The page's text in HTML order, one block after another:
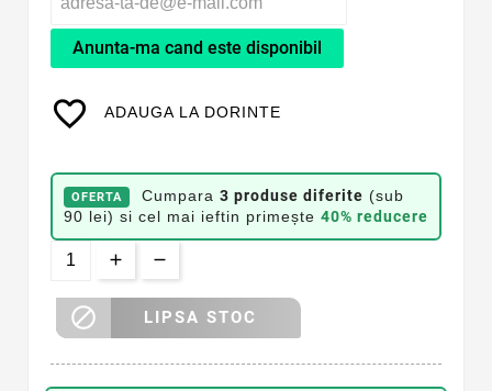
Anunta-ma cand este disponibil
favorite_border ADAUGA LA DORINTE
OFERTA Cumpara 3 produse diferite (sub
90 lei) si cel mai ieftin primește 40% reducere
 LIPSA STOC